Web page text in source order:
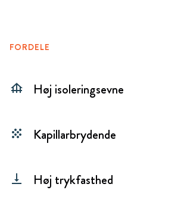
FORDELE
foundation Høj isoleringsevne
grain Kapillarbrydende
vertical_align_bottom Høj trykfasthed